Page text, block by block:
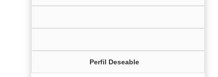
Perfil Deseable